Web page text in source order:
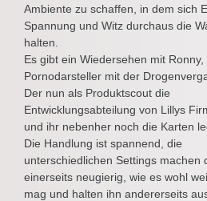
Ambiente zu schaffen, in dem sich
Spannung und Witz durchaus die
halten.
Es gibt ein Wiedersehen mit Ronny,
Pornodarsteller mit der
Der nun als Produktscout die
Entwicklungsabteilung von Lillys
und ihr nebenher noch die Karten
Die Handlung ist spannend, die
unterschiedlichen Settings machen
einerseits neugierig, wie es wohl
mag und halten ihn andererseits